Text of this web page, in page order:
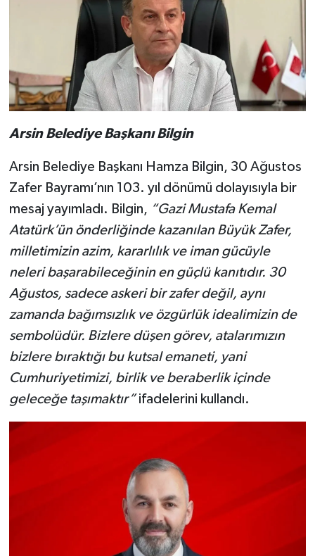
Arsin BelediyeBaşkanı Bilgin
Arsin Belediye Başkanı Hamza Bilgin, 30 Ağustos
Zafer Bayramı’nın 103. yıl dönümü dolayısıyla bir
mesaj yayımladı. Bilgin, “Gazi Mustafa Kemal
Atatürk’ün önderliğinde kazanılan Büyük Zafer,
milletimizin azim, kararlılık ve iman gücüyle
neleri başarabileceğinin en güçlü kanıtıdır. 30
Ağustos, sadece askeri bir zafer değil, aynı
zamanda bağımsızlık ve özgürlük idealimizin de
sembolüdür. Bizlere düşen görev, atalarımızın
bizlere bıraktığı bu kutsal emaneti, yani
Cumhuriyetimizi, birlik ve beraberlik içinde
geleceğe taşımaktır”ifadelerini kullandı.